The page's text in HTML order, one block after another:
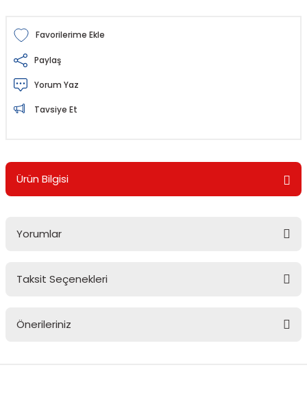
Paylaş
Yorum Yaz
Tavsiye Et
Ürün Bilgisi
Yorumlar
Taksit Seçenekleri
Önerileriniz